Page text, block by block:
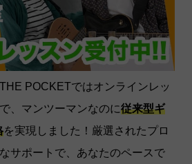
POCKETではオンラインレッ
、マンツーマンなのに従来型ギ
を実現しました！厳選されたプロ
サポートで、あなたのペースで